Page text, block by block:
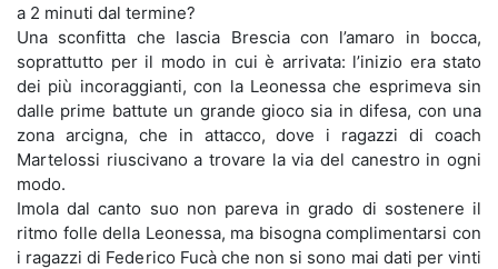
a 2 minuti dal termine?
Una sconfitta che lascia Brescia con l’amaro in bocca,
soprattutto per il modo in cui è arrivata: l’inizio era stato
dei più incoraggianti, con la Leonessa che esprimeva sin
dalle prime battute un grande gioco sia in difesa, con una
zona arcigna, che in attacco, dove i ragazzi di coach
Martelossi riuscivano a trovare la via del canestro in ogni
modo.
Imola dal canto suo non pareva in grado di sostenere il
ritmo folle della Leonessa, ma bisogna complimentarsi con
i ragazzi di Federico Fucà che non si sono mai dati per vinti